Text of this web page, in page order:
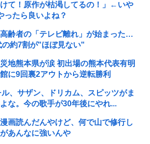
て！原作が枯渇してるの！」←いや
ったら良いよね？
齢者の「テレビ離れ」が始まった…
の約7割が"ほぼ見ない"
災地熊本県が涙 初出場の熊本代表有明
に9回裏2アウトから逆転勝利
、サザン、ドリカム、スピッツがま
な。今の歌手が30年後にやれ...
画読んだんやけど、何で山で修行し
あんなに強いんや